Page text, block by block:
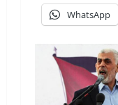
WhatsApp